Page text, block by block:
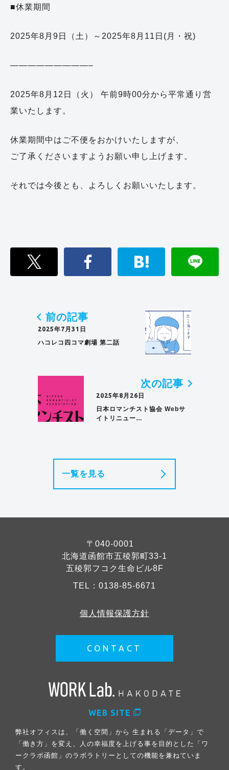
■休業期間
2025年8月9日（土）～2025年8月11日(月・祝)
—————————–
2025年8月12日（火） 午前9時00分から平常通り営
業いたします。
休業期間中はご不便をおかけいたしますが、
ご了承くださいますようお願い申し上げます。
それでは今後とも、よろしくお願いいたします。
前の記事
2025年7月31日
ハコレコ四コマ劇場 第二話
一覧を見る
次の記事
2025年8月26日
日本ロマンチスト協会 Webサ
イトリニュー…
〒040-0001
北海道函館市五稜郭町33-1
五稜郭フコク生命ビル8F
TEL： 0138-85-6671
個人情報保護方針
CONTACT
WEB SITE
弊社オフィスは、「働く空間」から 生まれる「データ」で
「働き方」を変え、人の幸福度を上げる事を目的とした「ワ
ークラボ函館」のラボラトリーとしての機能を兼ねていま
す。